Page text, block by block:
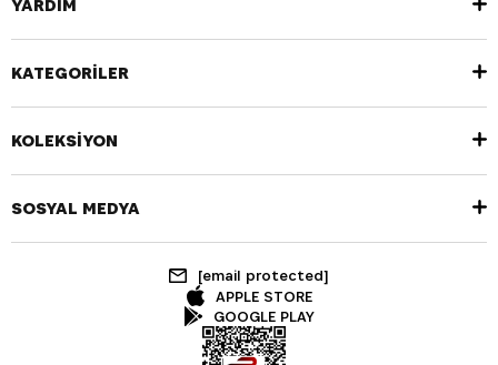
YARDIM
KATEGORİLER
KOLEKSİYON
SOSYAL MEDYA
[email protected]
APPLE STORE
GOOGLE PLAY